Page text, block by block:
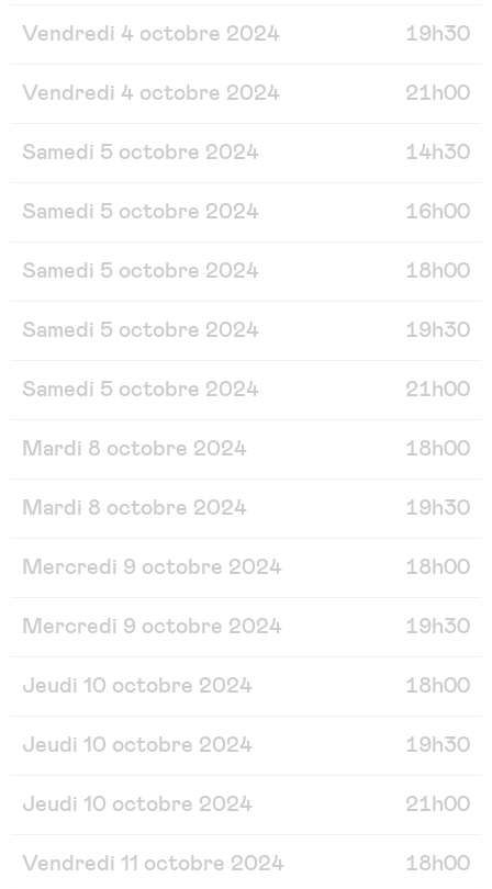
Vendredi 4 octobre 2024 19h30
Vendredi 4 octobre 2024 21h00
Samedi 5 octobre 2024 14h30
Samedi 5 octobre 2024 16h00
Samedi 5 octobre 2024 18h00
Samedi 5 octobre 2024 19h30
Samedi 5 octobre 2024 21h00
Mardi 8 octobre 2024 18h00
Mardi 8 octobre 2024 19h30
Mercredi 9 octobre 2024 18h00
Mercredi 9 octobre 2024 19h30
Jeudi 10 octobre 2024 18h00
Jeudi 10 octobre 2024 19h30
Jeudi 10 octobre 2024 21h00
Vendredi 11 octobre 2024 18h00